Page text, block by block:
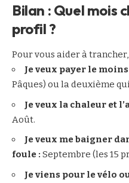
Bilan : Quel mois
profil ?
Pour vous aider à
Je veux payer le
Pâques) ou la deuxième
Je veux la chaleur et
Août.
Je veux me baigner
foule : Septembre (les 15
Je viens pour le vélo